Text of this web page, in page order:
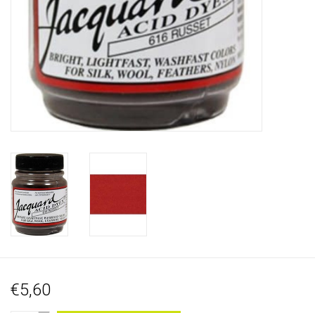
€5,60